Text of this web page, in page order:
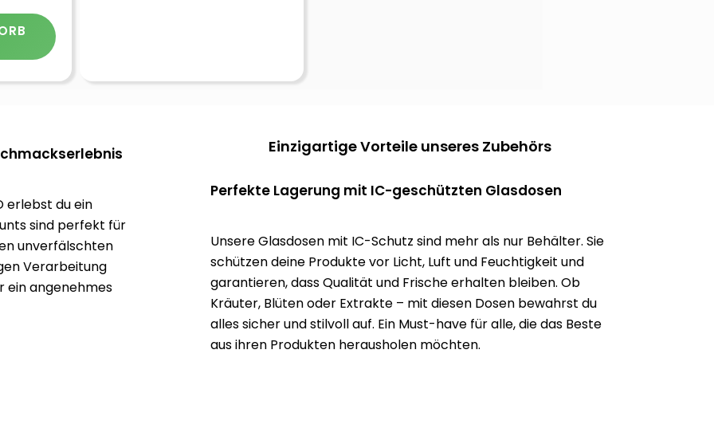
erlebst du ein
sind perfekt für
unverfälschten
Verarbeitung
ein angenehmes
Einzigartige Vorteile unseres Zubehörs
Perfekte Lagerung mit IC-geschützten Glasdosen
Unsere Glasdosen mit IC-Schutz sind mehr als nur Behälter. Sie
schützen deine Produkte vor Licht, Luft und Feuchtigkeit und
garantieren, dass Qualität und Frische erhalten bleiben. Ob
Kräuter, Blüten oder Extrakte – mit diesen Dosen bewahrst du
alles sicher und stilvoll auf. Ein Must-have für alle, die das Beste
aus ihren Produkten herausholen möchten.